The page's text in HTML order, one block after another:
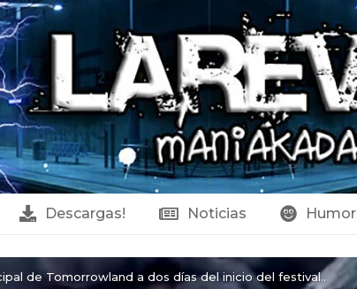
Descargas! Noticias Humor
de Tomorrowland a dos días del inicio del festival..